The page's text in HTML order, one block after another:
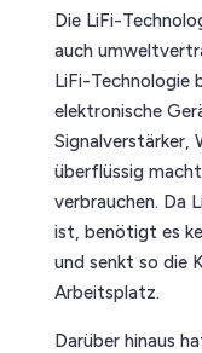
Die LiFi-
auch
LiFi-Technologie
elektronische
Signalverstärker,
überflüssig
verbrauchen. Da
ist, benötigt es
und senkt so die
Arbeitsplatz.
Darüber hinaus